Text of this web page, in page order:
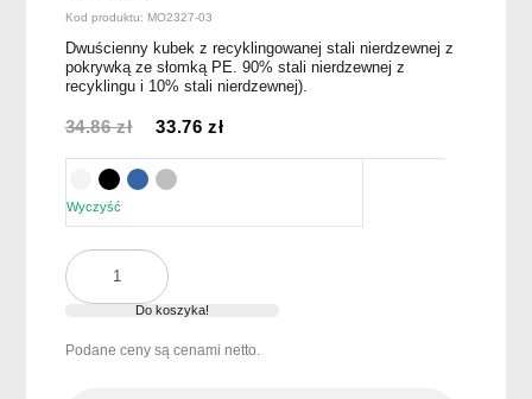
Kod produktu: MO2327-03
Dwuścienny kubek z recyklingowanej stali nierdzewnej z
pokrywką ze słomką PE. 90% stali nierdzewnej z
recyklingu i 10% stali nierdzewnej).
34.86zł
Pierwotna
wynosiła:
34.86 zł.
33.76zł
Aktualna
wynosi:
33.76 zł.
Wyczyść
ilość
Kubek
ściankami
Do koszyka!
Podane ceny są cenami netto.